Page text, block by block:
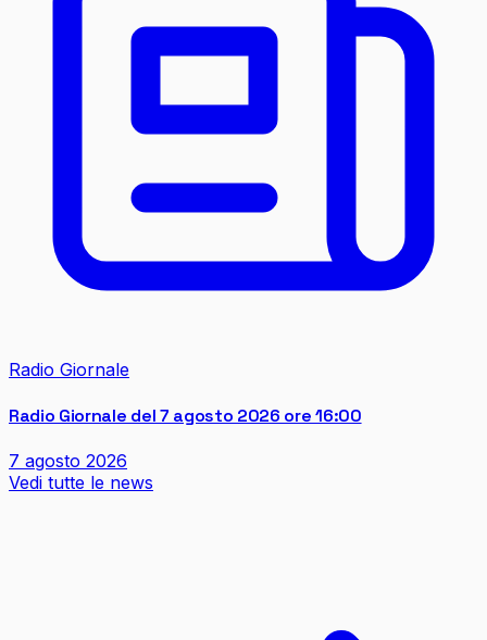
Radio Giornale
Radio Giornale del 7 agosto 2026 ore 16:00
7 agosto 2026
Vedi tutte le news